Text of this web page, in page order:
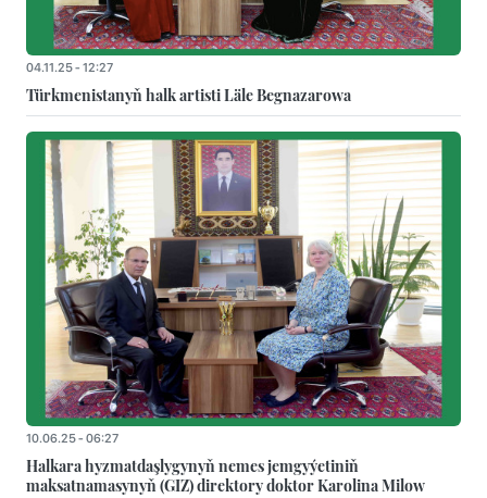
04.11.25 - 12:27
Türkmenistanyň halk artisti Läle Begnazarowa
10.06.25 - 06:27
Halkara hyzmatdaşlygynyň nemes jemgyýetiniň
maksatnamasynyň (GIZ) direktory doktor Karolina Milow